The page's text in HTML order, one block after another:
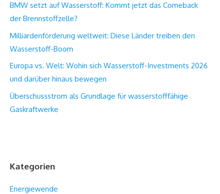
BMW setzt auf Wasserstoff: Kommt jetzt das Comeback
der Brennstoffzelle?
Milliardenförderung weltweit: Diese Länder treiben den
Wasserstoff-Boom
Europa vs. Welt: Wohin sich Wasserstoff-Investments 2026
und darüber hinaus bewegen
Überschussstrom als Grundlage für wasserstofffähige
Gaskraftwerke
Kategorien
Energiewende